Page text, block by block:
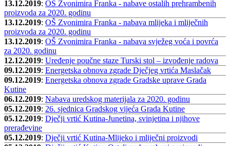
13.12.2019: OŠ Zvonimira Franka - nabave ostalih prehrambenih
proizvoda za 2020. godinu
13.12.2019: OŠ Zvonimira Franka - nabava mlijeka i mliječnih
proizvoda za 2020. godinu
13.12.2019: OŠ Zvonimira Franka - nabava svježeg voća i povrća
za 2020. godinu
12.12.2019: Uređenje poučne staze Turski stol – izvođenje radova
09.12.2019: Energetska obnova zgrade Dječjeg vrtića Maslačak
09.12.2019: Energetska obnova zgrade Gradske uprave Grada
Kutine
06.12.2019: Nabava uredskog materijala za 2020. godinu
05.12.2019: 26. sjednica Gradskog vijeća Grada Kutine
05.12.2019: Dječji vrtić Kutina-Junetina, svinjetina i njihove
prerađevine
05.12.2019: Dječji vrtić Kutina-Mlijeko i mliječni proizvodi